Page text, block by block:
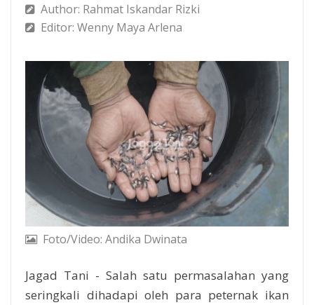
Author: Rahmat Iskandar Rizki
Editor: Wenny Maya Arlena
Foto/Video: Andika Dwinata
Jagad Tani - Salah satu permasalahan yang
seringkali dihadapi oleh para peternak ikan